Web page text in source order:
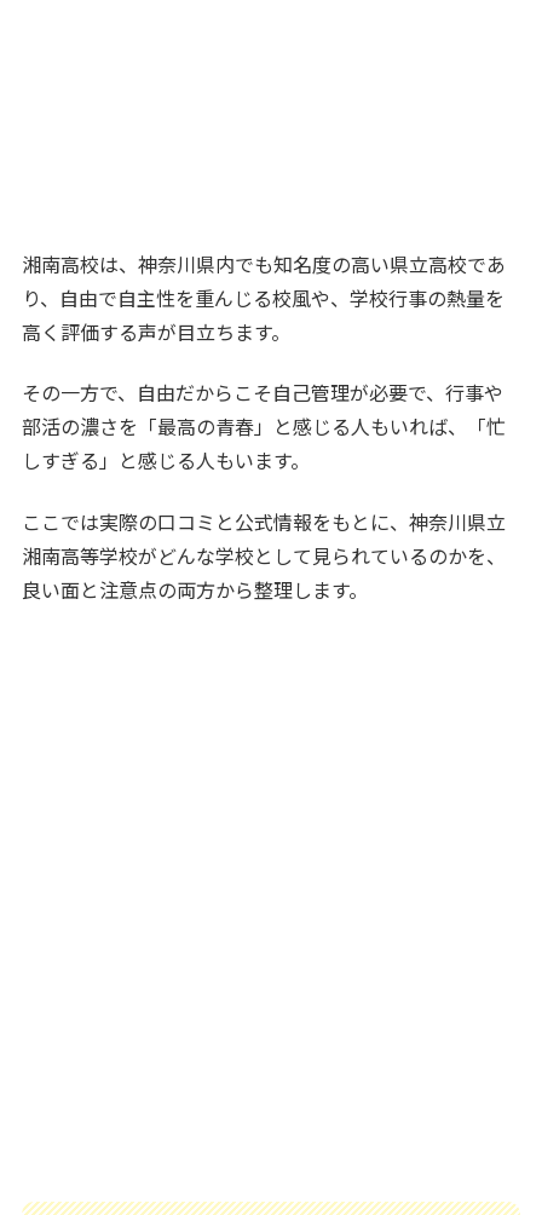
湘南高校は、神奈川県内でも知名度の高い県立高校であ
り、自由で自主性を重んじる校風や、学校行事の熱量を
高く評価する声が目立ちます。
その一方で、自由だからこそ自己管理が必要で、行事や
部活の濃さを「最高の青春」と感じる人もいれば、「忙
しすぎる」と感じる人もいます。
ここでは実際の口コミと公式情報をもとに、神奈川県立
湘南高等学校がどんな学校として見られているのかを、
良い面と注意点の両方から整理します。